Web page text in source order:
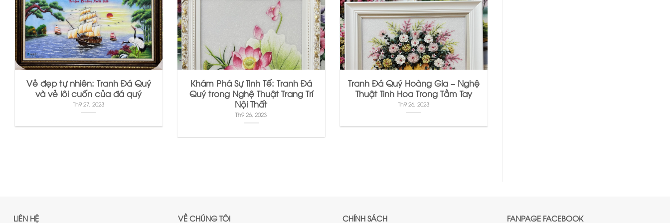
Vẻ đẹp tự nhiên: Tranh Đá Quý
và vẻ lôi cuốn của đá quý
Th9 27, 2023
Khám Phá Sự Tinh Tế: Tranh Đá
Quý trong Nghệ Thuật Trang Trí
Nội Thất
Th9 26, 2023
Tranh Đá Quý Hoàng Gia – Nghệ
Thuật Tinh Hoa Trong Tầm Tay
Th9 26, 2023
LIÊN HỆ VỀ CHÚNG TÔI CHÍNH SÁCH FANPAGE FACEBOOK